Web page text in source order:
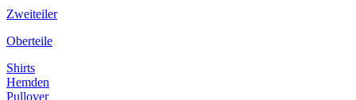
Zweiteiler
Oberteile
Shirts
Hemden
Pullover